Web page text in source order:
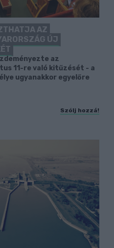
AZ
ÚJ
az
11-re való kitűzését - a
ugyanakkor egyelőre
Szólj hozzá!